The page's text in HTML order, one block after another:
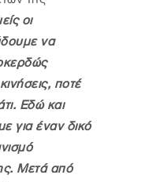
οι
να
ποτέ
Εδώ και
για έναν δικό
Μετά από